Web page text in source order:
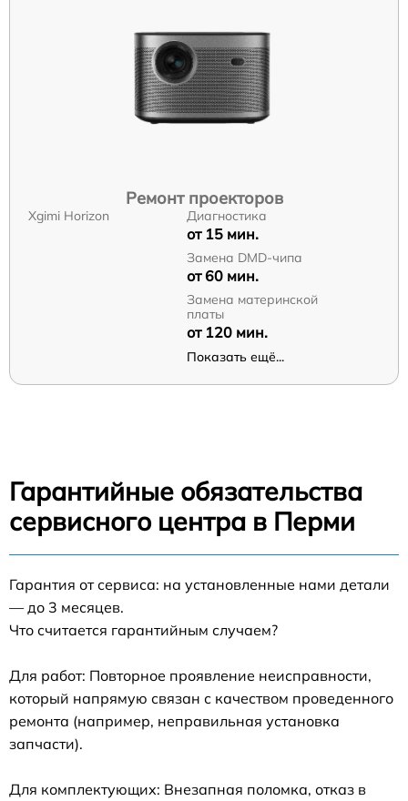
Ремонт проекторов
Xgimi Horizon Диагностика
от 15 мин.
Замена DMD-чипа
от 60 мин.
Замена материнской
платы
от 120 мин.
Показать ещё...
Гарантийные обязательства
сервисного центра в Перми
Гарантия от сервиса: на установленные нами детали
— до 3 месяцев.
Что считается гарантийным случаем?
Для работ: Повторное проявление неисправности,
который напрямую связан с качеством проведенного
ремонта (например, неправильная установка
запчасти).
Для комплектующих: Внезапная поломка, отказ в